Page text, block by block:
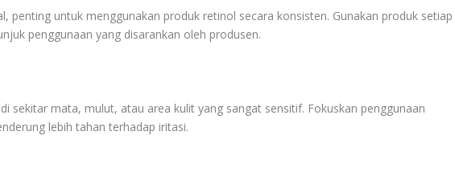
penting untuk menggunakan produk retinol secara konsisten. Gunakan produk setiap
penggunaan yang disarankan oleh produsen.
sekitar mata, mulut, atau area kulit yang sangat sensitif. Fokuskan penggunaan
lebih tahan terhadap iritasi.